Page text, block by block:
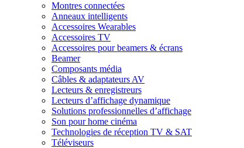
Montres connectées
Anneaux intelligents
Accessoires Wearables
Accessoires TV
Accessoires pour beamers & écrans
Beamer
Composants média
Câbles & adaptateurs AV
Lecteurs & enregistreurs
Lecteurs d’affichage dynamique
Solutions professionnelles d’affichage
Son pour home cinéma
Technologies de réception TV & SAT
Téléviseurs